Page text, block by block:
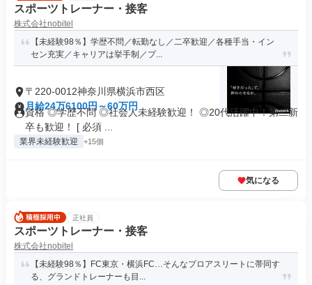
スポーツトレーナー・接客
株式会社nobitel
【未経験98％】学歴不問／転勤なし／二卒歓迎／各種手当・イン
セン充実／キャリアは挙手制／プ...
〒220-0012神奈川県横浜市西区
月給24万6100円～60万円
資格 ◎学歴不問 ◎社会人未経験歓迎！ ◎20代活躍中！第二新
卒も歓迎！ [ 必須 ...
業界未経験歓迎 +15個
気になる
正社員
スポーツトレーナー・接客
株式会社nobitel
【未経験98％】FC東京・横浜FC…そんなプロアスリートに帯同す
る、グランドトレーナーも目...